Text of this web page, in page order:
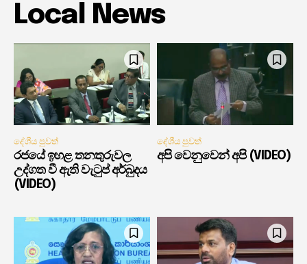
Local News
දේශීය පුවත්
රජයේ ඉහළ තනතුරුවල
උද්ගත වී ඇති වැටුප් අර්බුදය
(VIDEO)
දේශීය පුවත්
අපි වෙනුවෙන් අපි (VIDEO)